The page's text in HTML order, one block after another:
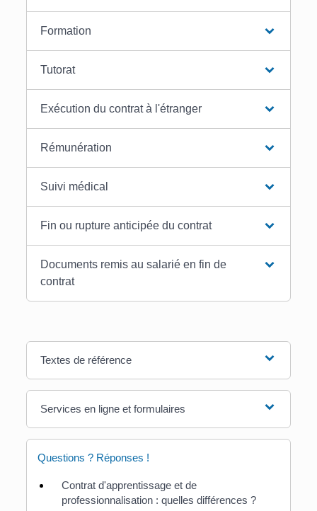
Formation
Tutorat
Exécution du contrat à l'étranger
Rémunération
Suivi médical
Fin ou rupture anticipée du contrat
Documents remis au salarié en fin de
contrat
Textes de référence
Services en ligne et formulaires
Questions ? Réponses !
Contrat d'apprentissage et de
professionnalisation : quelles différences ?